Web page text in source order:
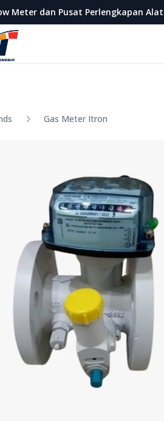
Meter dan Pusat Perlengkapan
Indonesia
Gas Meter Itron